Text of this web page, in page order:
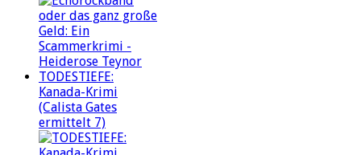
TODESTIEFE:
Kanada-Krimi
(Calista Gates
ermittelt 7)